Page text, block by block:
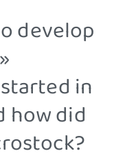
develop
in
how did